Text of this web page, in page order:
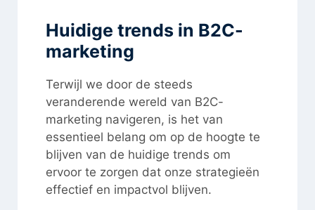
Huidige trends in B2C-
marketing
Terwijl we door de steeds
veranderende wereld van B2C-
marketing navigeren, is het van
essentieel belang om op de hoogte te
blijven van de huidige trends om
ervoor te zorgen dat onze strategieën
effectief en impactvol blijven.